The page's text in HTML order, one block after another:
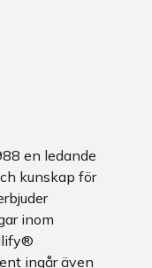
en ledande
kunskap för
inom
ingår även